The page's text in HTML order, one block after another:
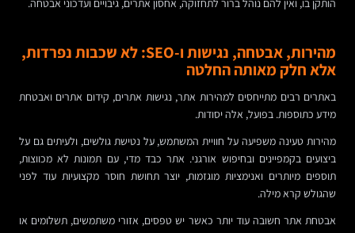
הותקן בו, ואין להם נוהל ברור לתחזוקה, אחסון אתרים, גיבויים ועדכוני אבטחה.
מהירות, אבטחה, נגישות ו-SEO: לא שכבות נפרדות,
אלא חלק מאותה החלטה
באתרים רבים מתייחסים למהירות אתר, נגישות אתרים, קידום אתרים ואבטחת
מידע כתוספות. בפועל, אלה יסודות.
מהירות טעינה משפיעה על חוויית המשתמש, על נטישת גולשים, ולעיתים גם על
ביצועים בקמפיינים ובחיפוש אורגני. אתר כבד מדי, עם תמונות לא מכווצות,
תוספים מיותרים ואנימציות מוגזמות, יוצר תחושת חוסר מקצועיות עוד לפני
שהגולש קרא מילה.
אבטחת אתר חשובה עוד יותר כאשר יש טפסים, אזורי משתמשים, תשלומים או